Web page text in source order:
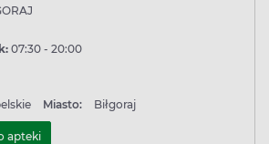
07:30 - 20:00
Miasto: Biłgoraj
apteki